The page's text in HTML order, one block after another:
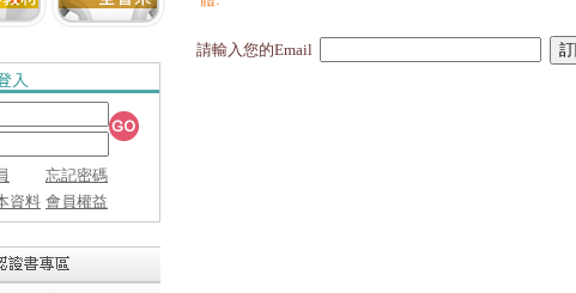
忘記密碼
資料 會員權益
請輸入您的Email